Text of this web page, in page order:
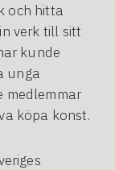
och hitta
verk till sitt
kunde
unga
medlemmar
köpa konst.